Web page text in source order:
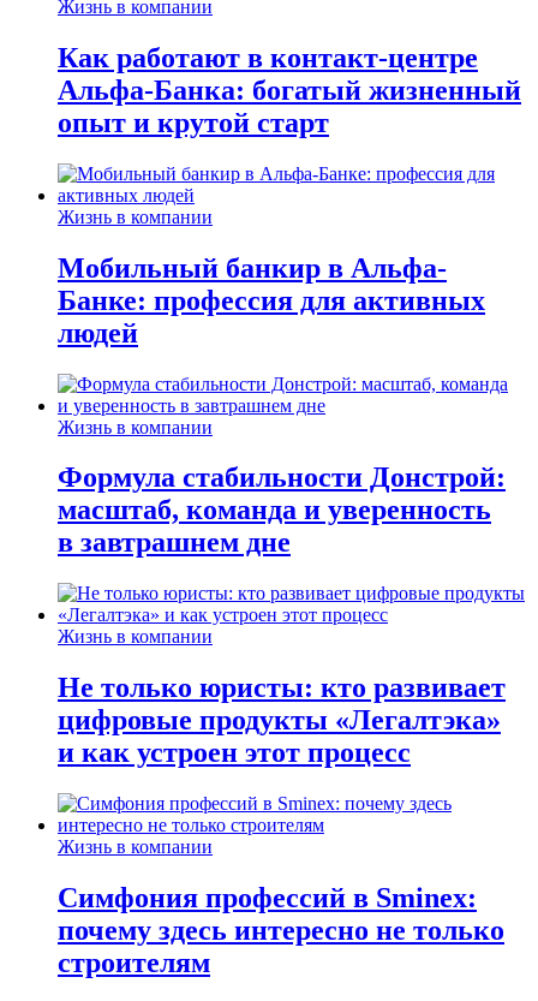
Жизнь в компании
Как работают в контакт-центре
Альфа-Банка: богатый жизненный
опыт и крутой старт
Жизнь в компании
Мобильный банкир в Альфа-
Банке: профессия для активных
людей
Жизнь в компании
Формула стабильности Донстрой:
масштаб, команда и уверенность
в завтрашнем дне
Жизнь в компании
Не только юристы: кто развивает
цифровые продукты «Легалтэка»
и как устроен этот процесс
Жизнь в компании
Симфония профессий в Sminex:
почему здесь интересно не только
строителям